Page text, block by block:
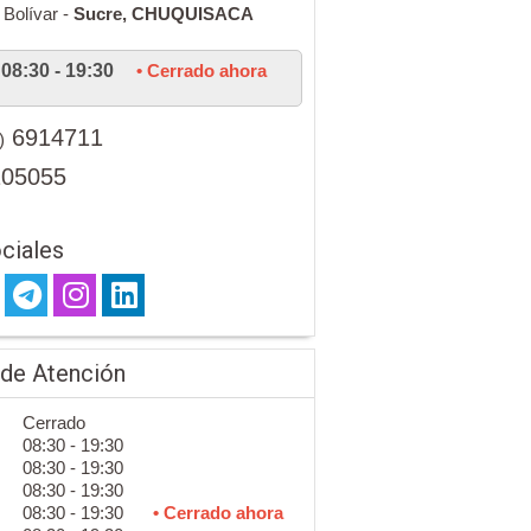
- Sucre, CHUQUISACA
08:30 - 19:30 • Cerrado ahora
6914711
Atención
Cerrado
08:30 - 19:30
08:30 - 19:30
08:30 - 19:30
08:30 - 19:30
• Cerrado ahora